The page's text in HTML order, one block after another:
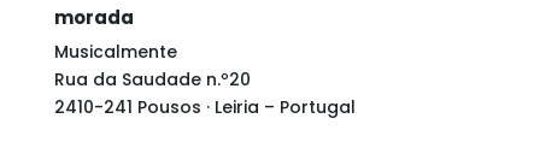
morada
Musicalmente
Rua da Saudade n.º20
2410-241 Pousos · Leiria – Portugal